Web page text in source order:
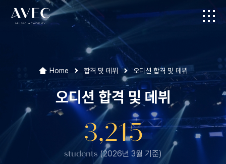
Home 합격 및 데뷔 오디션 합격 및 데뷔
오디션 합격 및 데뷔
3,215
students (2026년 3월 기준)